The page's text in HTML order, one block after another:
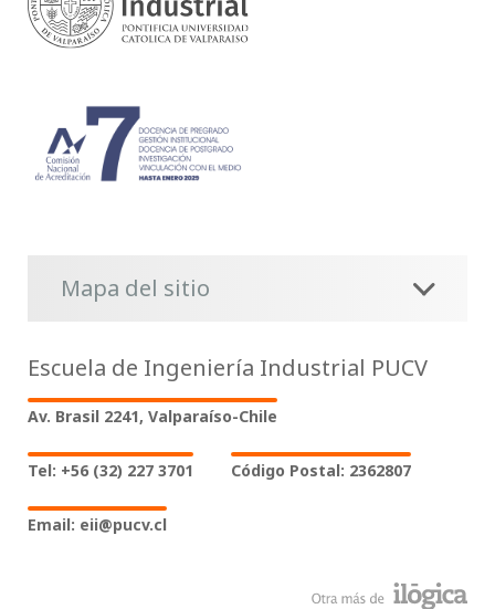
Mapa del sitio
Escuela de Ingeniería Industrial PUCV
Av. Brasil 2241, Valparaíso-Chile
Tel: +56 (32) 227 3701 Código Postal: 2362807
Email: eii@pucv.cl